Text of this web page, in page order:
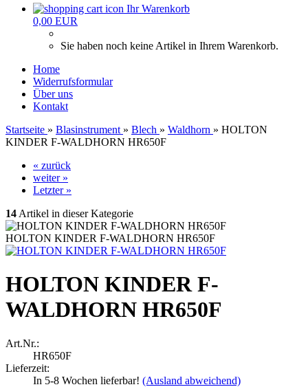
Ihr Warenkorb
0,00 EUR
Sie haben noch keine Artikel in Ihrem Warenkorb.
Home
Widerrufsformular
Über uns
Kontakt
Startseite » Blasinstrument » Blech » Waldhorn » HOLTON
KINDER F-WALDHORN HR650F
« zurück
weiter »
Letzter »
14 Artikel in dieser Kategorie
HOLTON KINDER F-WALDHORN HR650F
HOLTON KINDER F-
WALDHORN HR650F
Art.Nr.:
HR650F
Lieferzeit:
In 5-8 Wochen lieferbar! (Ausland abweichend)